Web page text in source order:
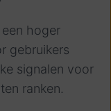
hoger
gebruikers
signalen voor
ranken.